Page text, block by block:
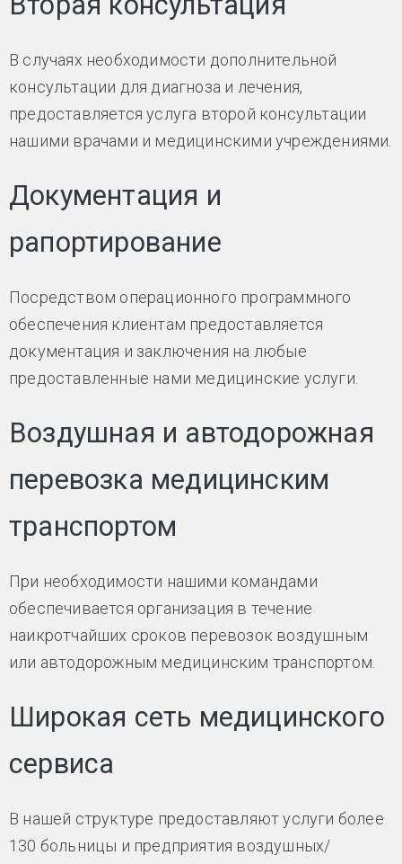
В случаях необходимости дополнительной
консультации для диагноза и лечения,
предоставляется услуга второй консультации
нашими врачами и медицинскими учреждениями.
Документация и
рапортирование
Посредством операционного программного
обеспечения клиентам предоставляется
документация и заключения на любые
предоставленные нами медицинские услуги.
Воздушная и автодорожная
перевозка медицинским
транспортом
При необходимости нашими командами
обеспечивается организация в течение
наикротчайших сроков перевозок воздушным
или автодорожным медицинским транспортом.
Широкая сеть медицинского
сервиса
В нашей структуре предоставляют услуги более
130 больницы и предприятия воздушных/